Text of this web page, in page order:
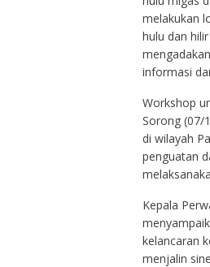
melakukan
hulu dan
informasi
Workshop
Sorong (07/
di wilayah
penguatan
Kepala
kelancaran
menjalin